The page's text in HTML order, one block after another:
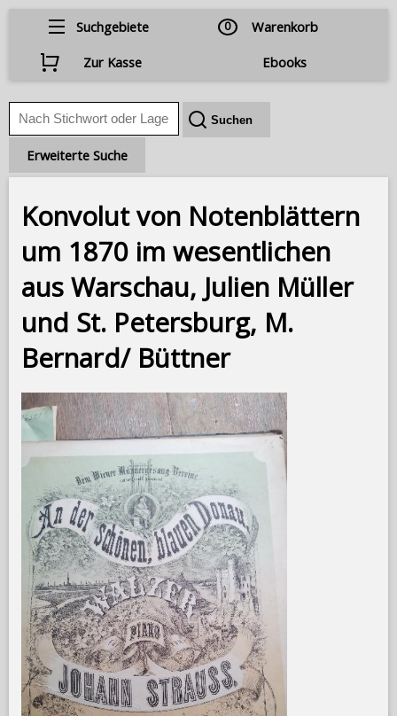
Suchgebiete 0
Warenkorb
Zur Kasse
Ebooks
Erweiterte Suche
Konvolut von Notenblättern
um 1870 im wesentlichen
aus Warschau, Julien Müller
und St. Petersburg, M.
Bernard/ Büttner